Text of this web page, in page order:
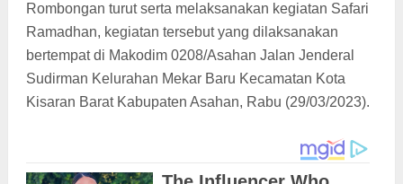
Rombongan turut serta melaksanakan kegiatan Safari
Ramadhan, kegiatan tersebut yang dilaksanakan
bertempat di Makodim 0208/Asahan Jalan Jenderal
Sudirman Kelurahan Mekar Baru Kecamatan Kota
Kisaran Barat Kabupaten Asahan, Rabu (29/03/2023).